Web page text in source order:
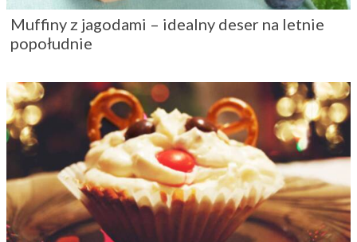
Muffiny z jagodami – idealny deser na letnie
popołudnie